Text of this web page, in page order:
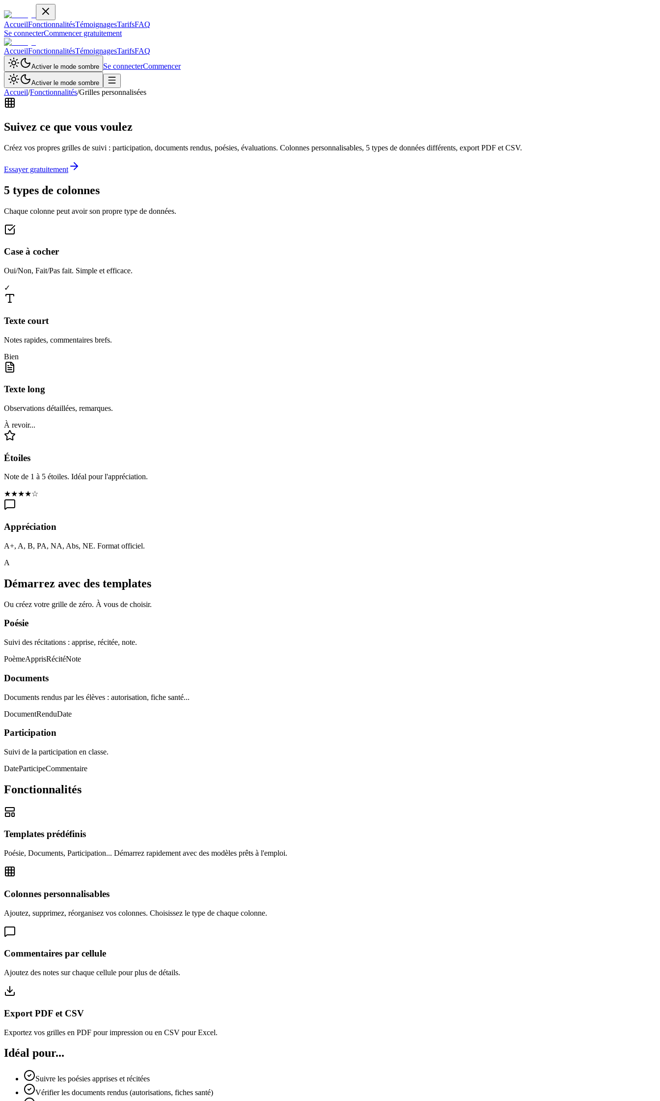
AccueilFonctionnalitésTémoignagesTarifsFAQ
Se connecterCommencer gratuitement
AccueilFonctionnalitésTémoignagesTarifsFAQ
Activer le mode sombre Se connecterCommencer
Activer le mode sombre
Accueil/Fonctionnalités/Grilles personnalisées
Suivez ce que vous voulez
Créez vos propres grilles de suivi : participation, documents rendus, poésies, évaluations. Colonnes personnalisables, 5 types de données différents, export PDF et CSV.
Essayer gratuitement
5 types de colonnes
Chaque colonne peut avoir son propre type de données.
Case à cocher
Oui/Non, Fait/Pas fait. Simple et efficace.
✓
Texte court
Notes rapides, commentaires brefs.
Bien
Texte long
Observations détaillées, remarques.
À revoir...
Étoiles
Note de 1 à 5 étoiles. Idéal pour l'appréciation.
★★★★☆
Appréciation
A+, A, B, PA, NA, Abs, NE. Format officiel.
A
Démarrez avec des templates
Ou créez votre grille de zéro. À vous de choisir.
Poésie
Suivi des récitations : apprise, récitée, note.
PoèmeApprisRécitéNote
Documents
Documents rendus par les élèves : autorisation, fiche santé...
DocumentRenduDate
Participation
Suivi de la participation en classe.
DateParticipeCommentaire
Fonctionnalités
Templates prédéfinis
Poésie, Documents, Participation... Démarrez rapidement avec des modèles prêts à l'emploi.
Colonnes personnalisables
Ajoutez, supprimez, réorganisez vos colonnes. Choisissez le type de chaque colonne.
Commentaires par cellule
Ajoutez des notes sur chaque cellule pour plus de détails.
Export PDF et CSV
Exportez vos grilles en PDF pour impression ou en CSV pour Excel.
Idéal pour...
Suivre les poésies apprises et récitées
Vérifier les documents rendus (autorisations, fiches santé)